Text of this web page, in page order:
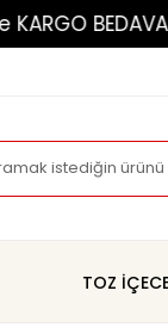
BEDAVA !
TOZ